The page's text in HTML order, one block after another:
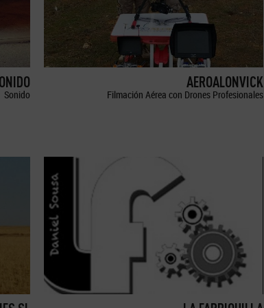
Sonido
AEROALONVICK
Filmación Aérea con Drones Profesionales